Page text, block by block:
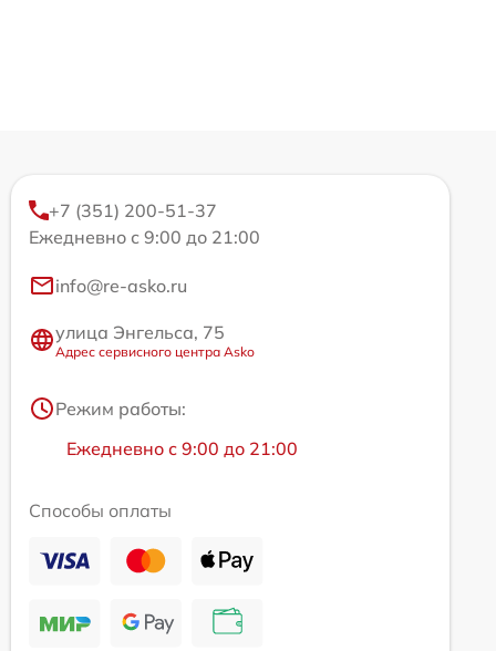
+7 (351) 200-51-37
Ежедневно с 9:00 до 21:00
info@re-asko.ru
улица Энгельса, 75
Адрес сервисного центра Asko
Режим работы:
Ежедневно с 9:00 до 21:00
Способы оплаты